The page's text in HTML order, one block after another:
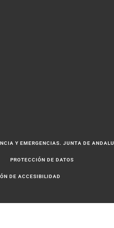
Y EMERGENCIAS. JUNTA DE
PROTECCIÓN DE DATOS
DE ACCESIBILIDAD